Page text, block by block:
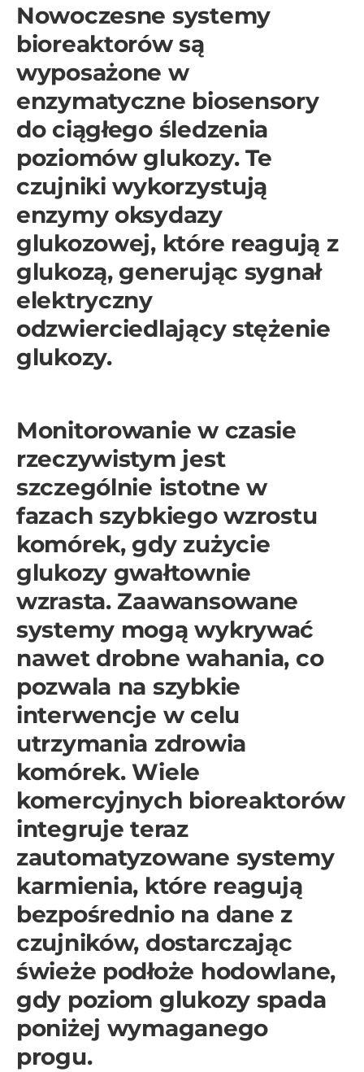
Nowoczesne systemy
bioreaktorów są
wyposażone w
enzymatyczne biosensory
do ciągłego śledzenia
poziomów glukozy. Te
czujniki wykorzystują
enzymy oksydazy
glukozowej, które reagują z
glukozą, generując sygnał
elektryczny
odzwierciedlający stężenie
glukozy.
Monitorowanie w czasie
rzeczywistym jest
szczególnie istotne w
fazach szybkiego wzrostu
komórek, gdy zużycie
glukozy gwałtownie
wzrasta. Zaawansowane
systemy mogą wykrywać
nawet drobne wahania, co
pozwala na szybkie
interwencje w celu
utrzymania zdrowia
komórek. Wiele
komercyjnych bioreaktorów
integruje teraz
zautomatyzowane systemy
karmienia, które reagują
bezpośrednio na dane z
czujników, dostarczając
świeże podłoże hodowlane,
gdy poziom glukozy spada
poniżej wymaganego
progu.